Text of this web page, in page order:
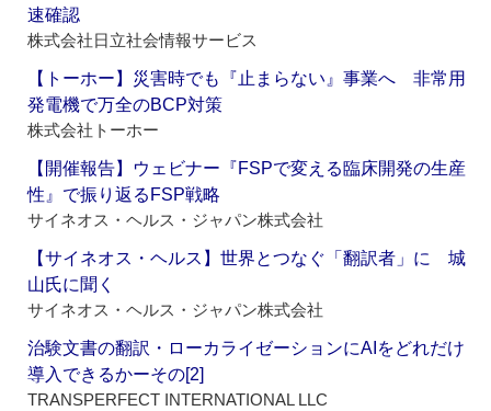
速確認
株式会社日立社会情報サービス
【トーホー】災害時でも『止まらない』事業へ 非常用
発電機で万全のBCP対策
株式会社トーホー
【開催報告】ウェビナー『FSPで変える臨床開発の生産
性』で振り返るFSP戦略
サイネオス・ヘルス・ジャパン株式会社
【サイネオス・ヘルス】世界とつなぐ「翻訳者」に 城
山氏に聞く
サイネオス・ヘルス・ジャパン株式会社
治験文書の翻訳・ローカライゼーションにAIをどれだけ
導入できるかーその[2]
TRANSPERFECT INTERNATIONAL LLC